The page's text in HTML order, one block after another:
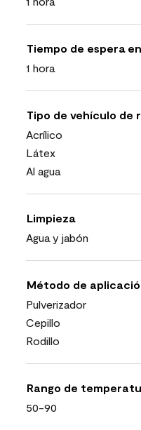
Tiempo de espera
1 hora
Tipo de vehículo de
Acrílico
Látex
Al agua
Limpieza
Agua y jabón
Método de
Pulverizador
Cepillo
Rodillo
Rango de
50-90